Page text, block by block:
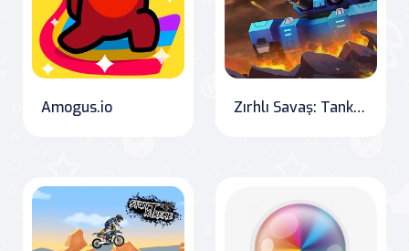
Amogus.io Zırhlı Savaş: Tank Dünya Ligi